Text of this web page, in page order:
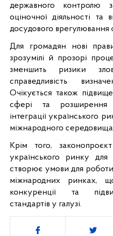
державного контролю
оціночної діяльності та
досудового врегулювання
Для громадян нові
зрозумілі й прозорі
зменшить ризики
справедливість
Очікується також
сфері та розширення
інтеграції українського
міжнародного
Крім того,
українського ринку для
створює умови для роботи
міжнародних ринках,
конкуренції та
стандартів у галузі.
Поділитись